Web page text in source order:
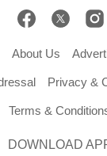
About Us
Privacy &
Terms &
DOWNLOAD